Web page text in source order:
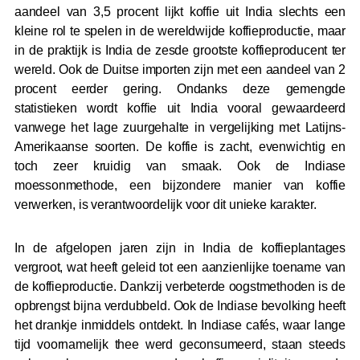
aandeel van 3,5 procent lijkt koffie uit India slechts een
kleine rol te spelen in de wereldwijde koffieproductie, maar
in de praktijk is India de zesde grootste koffieproducent ter
wereld. Ook de Duitse importen zijn met een aandeel van 2
procent eerder gering. Ondanks deze gemengde
statistieken wordt koffie uit India vooral gewaardeerd
vanwege het lage zuurgehalte in vergelijking met Latijns-
Amerikaanse soorten. De koffie is zacht, evenwichtig en
toch zeer kruidig van smaak. Ook de Indiase
moessonmethode, een bijzondere manier van koffie
verwerken, is verantwoordelijk voor dit unieke karakter.
In de afgelopen jaren zijn in India de koffieplantages
vergroot, wat heeft geleid tot een aanzienlijke toename van
de koffieproductie. Dankzij verbeterde oogstmethoden is de
opbrengst bijna verdubbeld. Ook de Indiase bevolking heeft
het drankje inmiddels ontdekt. In Indiase cafés, waar lange
tijd voornamelijk thee werd geconsumeerd, staan steeds